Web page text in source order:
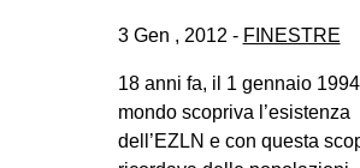
CINEMA
MANIFESTI
3 Gen , 2012 - FINESTRE
18 anni fa, il 1 gennaio
mondo scopriva l’esistenza
dell’EZLN e con questa